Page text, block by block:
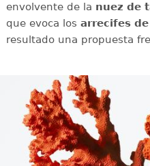
envolvente de la nuez de
que evoca los arrecifes
resultado una propuesta